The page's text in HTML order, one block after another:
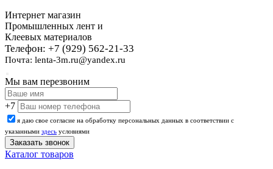
Интернет магазин
Промышленных лент и
Клеевых материалов
Телефон: +7 (929) 562-21-33
Почта: lenta-3m.ru@yandex.ru
Мы вам перезвоним
+7
я даю свое согласие на обработку персональных данных в соответствии с
указанными здесь условиями
Каталог товаров